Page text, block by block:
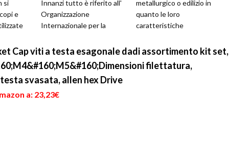
si
e
Innanzi tutto è riferito all'
Organizzazione
Internazionale per la
a livello mondiale...
metallurgico o edilizio in
quanto le loro
caratteristiche
molto sulla resistenza a ...
Cap viti a testa esagonale dadi assortimento kit set,
filettatura,
svasata, allen hex Drive
a: 23,23€